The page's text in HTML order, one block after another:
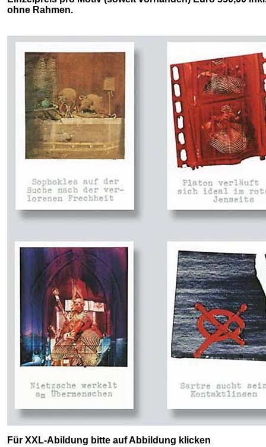
ohne Rahmen.
Für XXL-Abildung bitte auf Abbildung klicken